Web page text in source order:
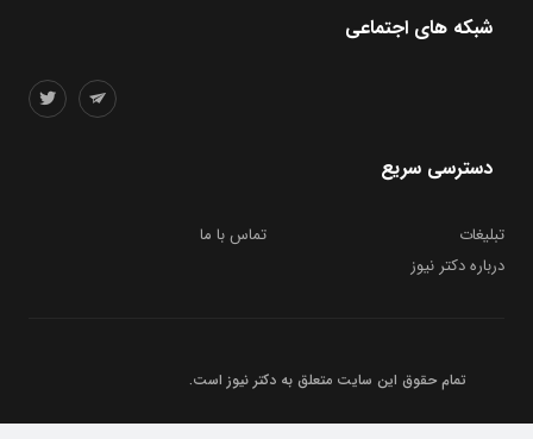
شبکه های اجتماعی
دسترسی سریع
تبلیغات
تماس با ما
درباره دکتر نیوز
تمام حقوق این سایت متعلق به دکتر نیوز است.